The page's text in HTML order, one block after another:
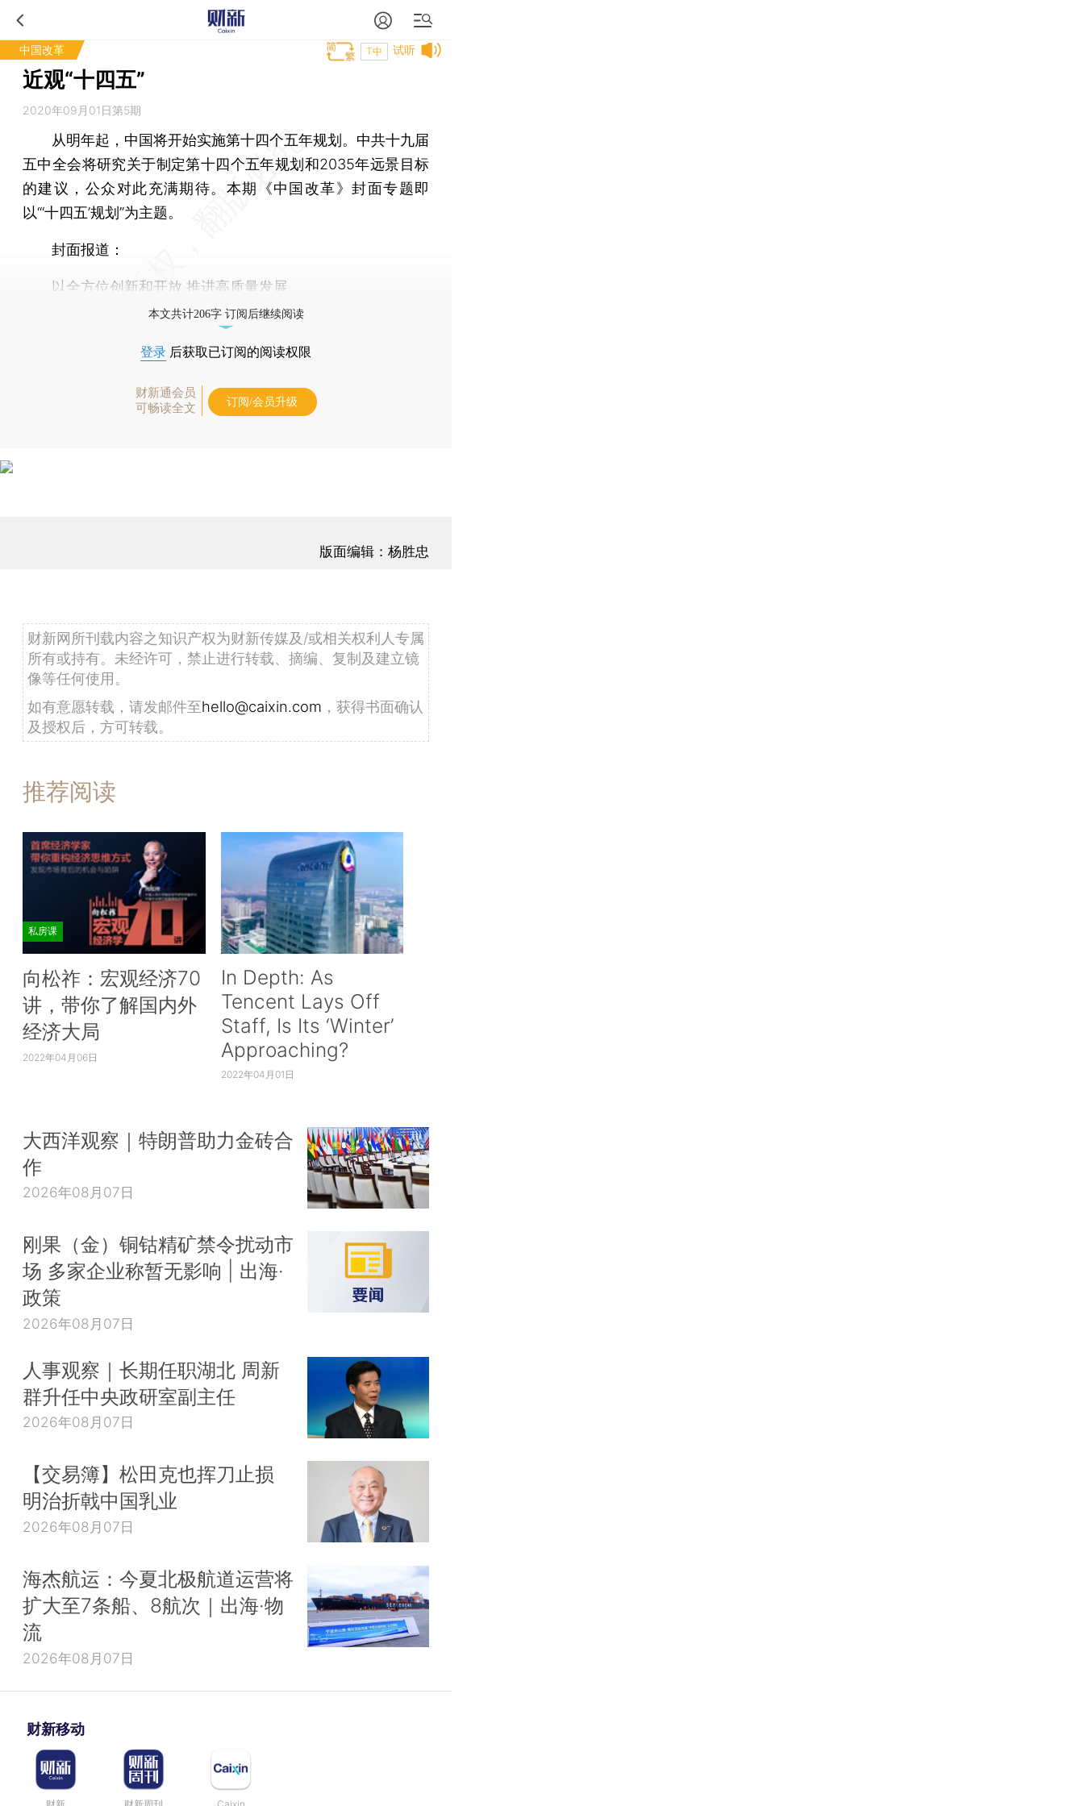
中国改革 试听
T中
近观“十四五”
2020年09月01日第5期
从明年起，中国将开始实施第十四个五年规划。中共十九届
五中全会将研究关于制定第十四个五年规划和2035年远景目标
的建议，公众对此充满期待。本期《中国改革》封面专题即
以“‘十四五’规划”为主题。
封面报道：
以全方位创新和开放 推进高质量发展
本文共计206字 订阅后继续阅读
登录 后获取已订阅的阅读权限
财新通会员
可畅读全文
订阅/会员升级
版面编辑：杨胜忠
财新网所刊载内容之知识产权为财新传媒及/或相关权利人专属
所有或持有。未经许可，禁止进行转载、摘编、复制及建立镜
像等任何使用。
如有意愿转载，请发邮件至hello@caixin.com ，获得书面确认
及授权后，方可转载。
推荐阅读
私房课
向松祚：宏观经济70
讲，带你了解国内外
经济大局
2022年04月06日
In Depth: As
Tencent Lays Off
Staff, Is Its ‘Winter’
Approaching?
2022年04月01日
大西洋观察｜特朗普助力金砖合
作
2026年08月07日
刚果（金）铜钴精矿禁令扰动市
场 多家企业称暂无影响 | 出海·
政策
2026年08月07日
人事观察｜长期任职湖北 周新
群升任中央政研室副主任
2026年08月07日
【交易簿】松田克也挥刀止损
明治折戟中国乳业
2026年08月07日
海杰航运：今夏北极航道运营将
扩大至7条船、8航次｜出海·物
流
2026年08月07日
财新移动